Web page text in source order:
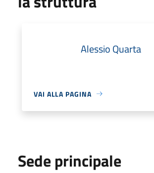
Alessio Quarta
VAI ALLA PAGINA
Sede principale